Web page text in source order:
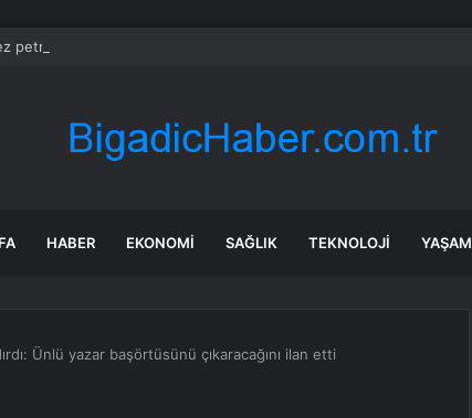
petrol ihracatı Temmuz’da çatışmalara rağmen sabit kaldı
HABER EKONOMI SAĞLIK TEKNOLOJI YAŞAM
Ünlü yazar başörtüsünü çıkaracağını ilan etti